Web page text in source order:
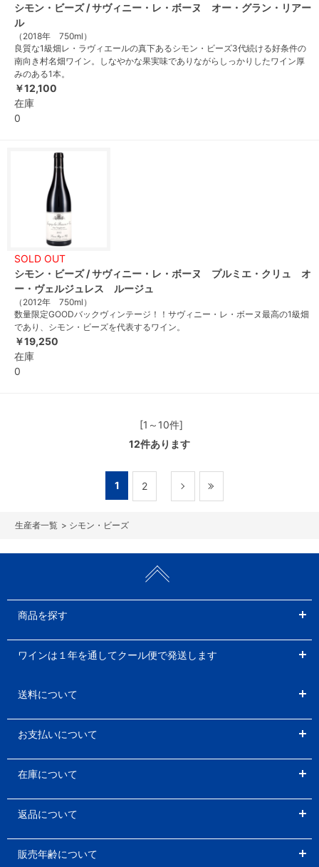
シモン・ビーズ / サヴィニー・レ・ボーヌ オー・グラン・リアー
ル
（2018年 750ml）
良質な1級畑レ・ラヴィエールの真下あるシモン・ビーズ3代続ける好条件の
南向き村名畑ワイン。しなやかな果実味でありながらしっかりしたワイン厚
みのある1本。
￥12,100
在庫
0
SOLD OUT
シモン・ビーズ / サヴィニー・レ・ボーヌ プルミエ・クリュ オ
ー・ヴェルジュレス ルージュ
（2012年 750ml）
数量限定GOODバックヴィンテージ！！サヴィニー・レ・ボーヌ最高の1級畑
であり、シモン・ビーズを代表するワイン。
￥19,250
在庫
0
[1～10件]
12件あります
1 2
> シモン・ビーズ
商品を探す
ワインは１年を通してクール便で発送します
送料について
お支払いについて
在庫について
返品について
販売年齢について